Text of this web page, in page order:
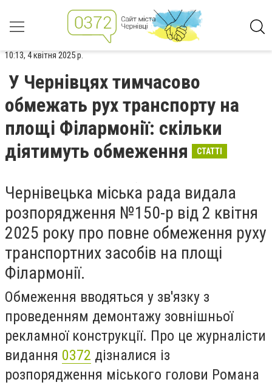
10:13, 4 квітня 2025 р.
У Чернівцях тимчасово
обмежать рух транспорту на
площі Філармонії: скільки
діятимуть обмеження
СТАТТІ
Чернівецька міська рада видала
розпорядження №150-р від 2 квітня
2025 року про повне обмеження руху
транспортних засобів на площі
Філармонії.
Обмеження вводяться у зв'язку з
проведенням демонтажу зовнішньої
рекламної конструкції. Про це журналісти
видання 0372 дізналися із
розпорядження міського голови Романа